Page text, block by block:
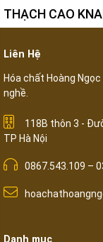
THẠCH CAO
Liên Hệ
Hóa chất Hoàng
nghề.
118B thôn 3 -
TP Hà Nội
0867.543.109 –